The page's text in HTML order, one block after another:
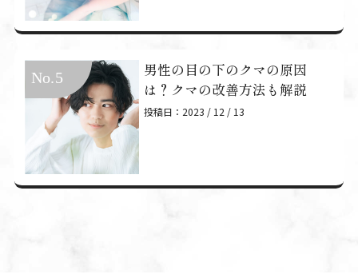
男性の目の下のクマの原因
は？クマの改善方法も解説
投稿日：2023 / 12 / 13